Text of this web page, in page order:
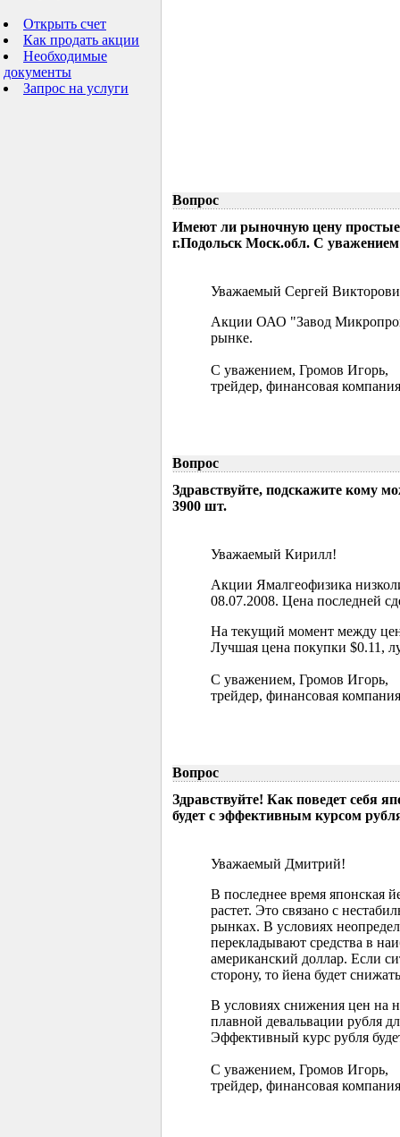
Открыть счет
Как продать акции
Необходимые
документы
Запрос на услуги
Вопрос
Имеют ли рыночную цену
г.Подольск Моск.обл. С
Уважаемый Сергей
Акции ОАО "Завод
рынке.
С уважением, Громов Игорь,
трейдер, финансовая
Вопрос
Здравствуйте, подскажите кому
3900 шт.
Уважаемый Кирилл!
Акции Ямалгеофизика
08.07.2008. Цена последней
На текущий момент между
Лучшая цена покупки $0.11,
С уважением, Громов Игорь,
трейдер, финансовая
Вопрос
Здравствуйте! Как поведет себя
будет с эффективным курсом
Уважаемый Дмитрий!
В последнее время
растет. Это связано с
рынках. В условиях
перекладывают средства в
американский доллар. Если
сторону, то йена будет
В условиях снижения цен на
плавной девальвации рубля
Эффективный курс рубля
С уважением, Громов Игорь,
трейдер, финансовая